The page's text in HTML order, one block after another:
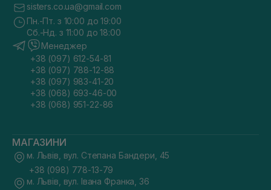
sisters.co.ua@gmail.com
Пн.-Пт. з 10:00 до 19:00
Сб.-Нд. з 11:00 до 18:00
Менеджер
+38 (097) 612-54-81
+38 (097) 788-12-88
+38 (097) 983-41-20
+38 (068) 693-46-00
+38 (068) 951-22-86
МАГАЗИНИ
м. Львів, вул. Степана Бандери, 45
+38 (098) 778-13-79
м. Львів, вул. Івана Франка, 36